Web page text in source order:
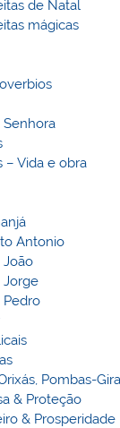
de Natal
mágicas
Senhora
– Vida e obra
Antonio
João
Jorge
Pedro
Pombas-
& Proteção
& Prosperidade